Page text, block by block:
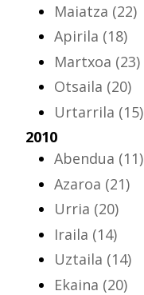
Maiatza (22)
Apirila (18)
Martxoa (23)
Otsaila (20)
Urtarrila (15)
2010
Abendua (11)
Azaroa (21)
Urria (20)
Iraila (14)
Uztaila (14)
Ekaina (20)